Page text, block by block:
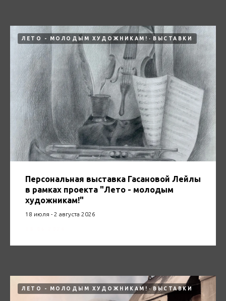
ЛЕТО - МОЛОДЫМ ХУДОЖНИКАМ! ВЫСТАВКИ
Персональная выставка Гасановой Лейлы
в рамках проекта "Лето - молодым
художникам!"
18 июля - 2 августа 2026
ЛЕТО - МОЛОДЫМ ХУДОЖНИКАМ! ВЫСТАВКИ